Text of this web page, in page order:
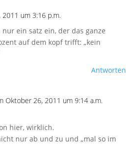
um 3:16 p.m.
ein satz ein, der das ganze
auf dem kopf trifft: „kein
Antworten
Oktober 26, 2011 um 9:14 a.m.
hier, wirklich.
nur ab und zu und „mal so im